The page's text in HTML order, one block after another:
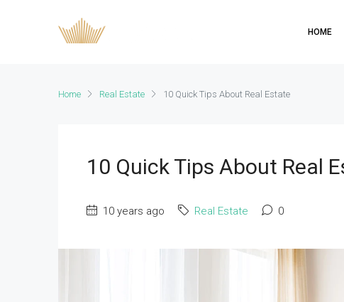
HOME
Home Real Estate 10 Quick Tips About Real Estate
10 Quick Tips About Real
10 years ago Real Estate 0